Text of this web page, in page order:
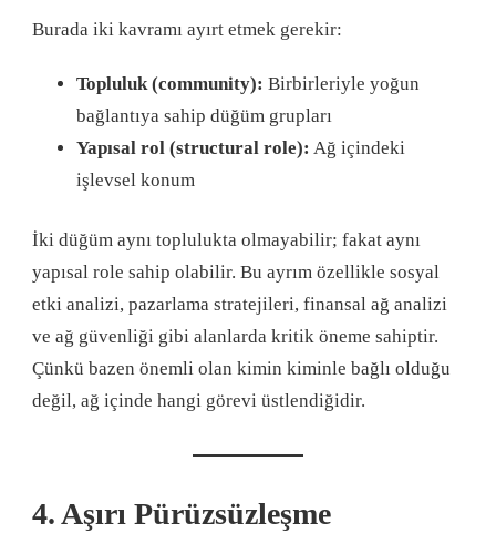
Burada iki kavramı ayırt etmek gerekir:
Topluluk (community): Birbirleriyle yoğun
bağlantıya sahip düğüm grupları
Yapısal rol (structural role): Ağ içindeki
işlevsel konum
İki düğüm aynı toplulukta olmayabilir; fakat aynı
yapısal role sahip olabilir. Bu ayrım özellikle sosyal
etki analizi, pazarlama stratejileri, finansal ağ analizi
ve ağ güvenliği gibi alanlarda kritik öneme sahiptir.
Çünkü bazen önemli olan kimin kiminle bağlı olduğu
değil, ağ içinde hangi görevi üstlendiğidir.
4. Aşırı Pürüzsüzleşme